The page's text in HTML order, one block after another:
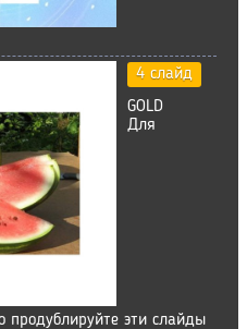
4 слайд
GOLD
Для
продублируйте эти слайды